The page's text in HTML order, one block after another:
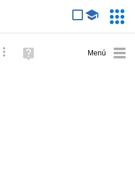
Búsqueda avanzada
Ayuda
(en